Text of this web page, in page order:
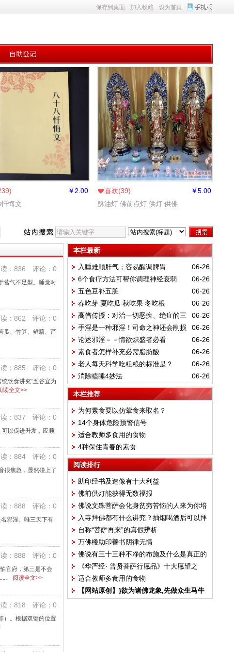
保存到桌面 加入收藏 设为首页
自助登记
￥ 2.00
)
忏悔文
￥5.00
喜欢(39)
酥油灯 佛前点灯 供灯 供佛
：836 评论：0
气不足型。睡觉时
：862 评论：0
瓜、竹笋、鲜藕、芹
：885 评论：0
饮食讲究“五谷宜为
读全文>>
：837 评论：0
以促进升发，应顺
：884 评论：0
很焦急，显然碰上了
：888 评论：0
邪淫。唯三天下有
：888 评论：0
官府，第三是不会
阅读全文>>
：818 评论：0
）。根据双键的位置
本栏最新
06-26
入睡难顺肝气；容易醒调脾胃
06-26
6个食疗方法可帮你调理神经衰弱
06-26
五色豆补五脏
06-26
春吃芽 夏吃瓜 秋吃果 冬吃根
06-26
高僧传授：对治一切恶疾、绝症的三
件法宝
06-26
手淫是一种邪淫！司命之神还会削损
福报
06-26
论述邪淫－－情欲炽盛者必看
06-26
素食者怎样补充必需脂肪酸
06-26
老人每天科学吃粗粮的标准是？
06-26
消除瞌睡4妙法
本栏推荐
为何素食要以仿荤食来取名？
14个身体危险预警信号
适合教师多食用的食物
4种保住青春的素食
阅读排行
助印经书及造像有十大利益
佛前供灯能获得无数福报
佛说文殊菩萨会化身贫穷苦恼的人来为你培
福
入寺拜佛都有什么讲究？抽烟喝酒后可以拜
佛吗？
自称“菩萨再来”的真假辨析
万佛楼助印善书阴律无情
佛说有三十三种不净的布施及什么是真正的
布施
《华严经· 普贤菩萨行愿品》十大愿望之
一：随顺众生
适合教师多食用的食物
【网站原创】}欲为诸佛龙象,先做众生马牛